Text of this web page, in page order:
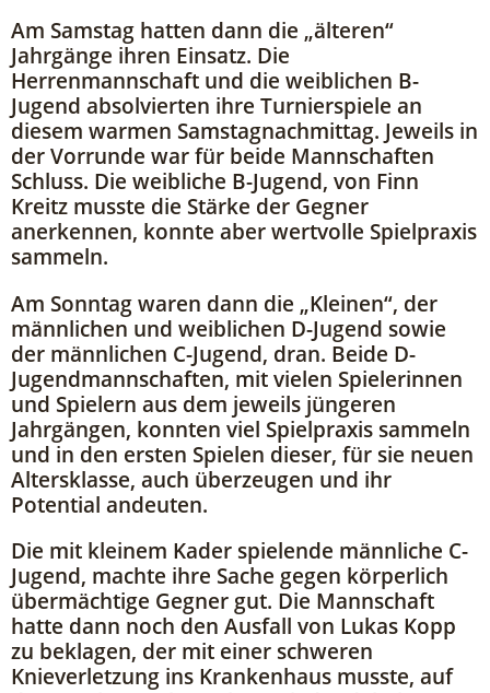
Am Samstag hatten dann die „älteren“
Jahrgänge ihren Einsatz. Die
Herrenmannschaft und die weiblichen B-
Jugend absolvierten ihre Turnierspiele an
diesem warmen Samstagnachmittag. Jeweils in
der Vorrunde war für beide Mannschaften
Schluss. Die weibliche B-Jugend, von Finn
Kreitz musste die Stärke der Gegner
anerkennen, konnte aber wertvolle Spielpraxis
sammeln.
Am Sonntag waren dann die „Kleinen“, der
männlichen und weiblichen D-Jugend sowie
der männlichen C-Jugend, dran. Beide D-
Jugendmannschaften, mit vielen Spielerinnen
und Spielern aus dem jeweils jüngeren
Jahrgängen, konnten viel Spielpraxis sammeln
und in den ersten Spielen dieser, für sie neuen
Altersklasse, auch überzeugen und ihr
Potential andeuten.
Die mit kleinem Kader spielende männliche C-
Jugend, machte ihre Sache gegen körperlich
übermächtige Gegner gut. Die Mannschaft
hatte dann noch den Ausfall von Lukas Kopp
zu beklagen, der mit einer schweren
Knieverletzung ins Krankenhaus musste, auf